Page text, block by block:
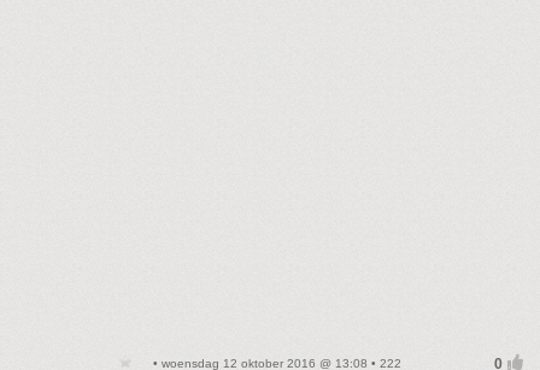
• woensdag 12 oktober 2016 @ 13:08 • 222